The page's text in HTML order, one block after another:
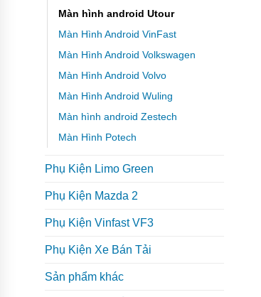
Màn hình android Utour
Màn Hình Android VinFast
Màn Hình Android Volkswagen
Màn Hình Android Volvo
Màn Hình Android Wuling
Màn hình android Zestech
Màn Hình Potech
Phụ Kiện Limo Green
Phụ Kiện Mazda 2
Phụ Kiện Vinfast VF3
Phụ Kiện Xe Bán Tải
Sản phẩm khác